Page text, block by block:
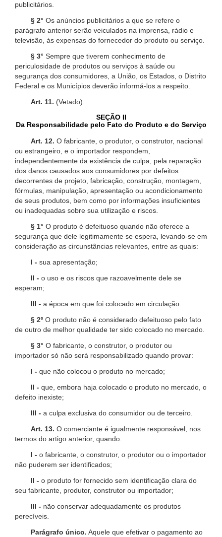
publicitários.
§ 2° Os anúncios publicitários a que se refere o
parágrafo anterior serão veiculados na imprensa, rádio e
televisão, às expensas do fornecedor do produto ou serviço.
§ 3° Sempre que tiverem conhecimento de
periculosidade de produtos ou serviços à saúde ou
segurança dos consumidores, a União, os Estados, o Distrito
Federal e os Municípios deverão informá-los a respeito.
Art. 11. (Vetado).
SEÇÃO II
Da Responsabilidade pelo Fato do Produto e do Serviço
Art. 12. O fabricante, o produtor, o construtor, nacional
ou estrangeiro, e o importador respondem,
independentemente da existência de culpa, pela reparação
dos danos causados aos consumidores por defeitos
decorrentes de projeto, fabricação, construção, montagem,
fórmulas, manipulação, apresentação ou acondicionamento
de seus produtos, bem como por informações insuficientes
ou inadequadas sobre sua utilização e riscos.
§ 1° O produto é defeituoso quando não oferece a
segurança que dele legitimamente se espera, levando-se em
consideração as circunstâncias relevantes, entre as quais:
I - sua apresentação;
II - o uso e os riscos que razoavelmente dele se
esperam;
III - a época em que foi colocado em circulação.
§ 2º O produto não é considerado defeituoso pelo fato
de outro de melhor qualidade ter sido colocado no mercado.
§ 3° O fabricante, o construtor, o produtor ou
importador só não será responsabilizado quando provar:
I - que não colocou o produto no mercado;
II - que, embora haja colocado o produto no mercado, o
defeito inexiste;
III - a culpa exclusiva do consumidor ou de terceiro.
Art. 13. O comerciante é igualmente responsável, nos
termos do artigo anterior, quando:
I - o fabricante, o construtor, o produtor ou o importador
não puderem ser identificados;
II - o produto for fornecido sem identificação clara do
seu fabricante, produtor, construtor ou importador;
III - não conservar adequadamente os produtos
perecíveis.
Parágrafo único. Aquele que efetivar o pagamento ao